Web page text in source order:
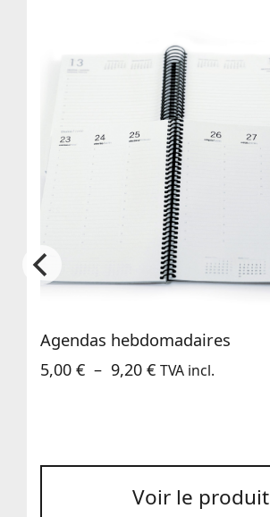
Agendas hebdomadaires
5,00 € – 9,20 €Plage
9,20 €
TVA incl.
Voir le produit